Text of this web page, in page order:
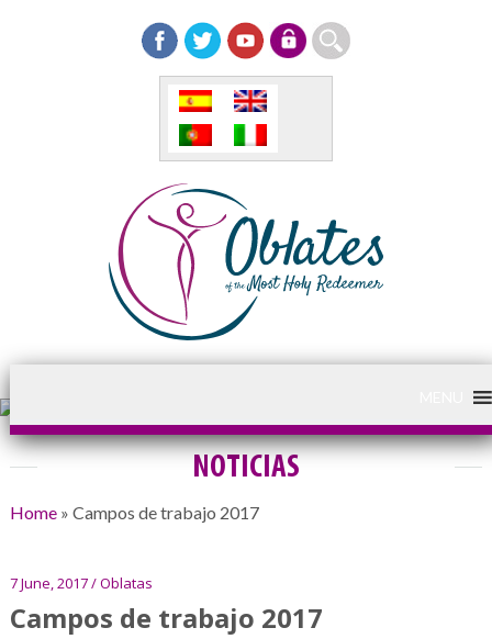
NOTICIAS
Home» Campos de trabajo 2017
7 June, 2017 / Oblatas
Campos de trabajo 2017